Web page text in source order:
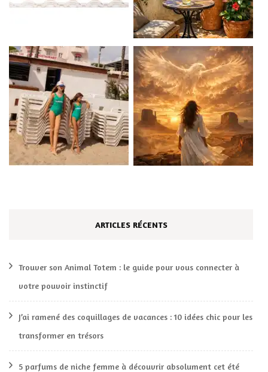
ARTICLES RÉCENTS
Trouver son Animal Totem : le guide pour vous connecter à
votre pouvoir instinctif
J’ai ramené des coquillages de vacances : 10 idées chic pour les
transformer en trésors
5 parfums de niche femme à découvrir absolument cet été